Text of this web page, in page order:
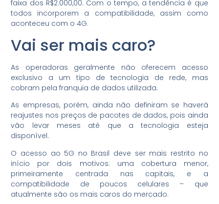
faixa dos R$2.000,00. Com o tempo, a tendência é que
todos incorporem a compatibilidade, assim como
aconteceu com o 4G.
Vai ser mais caro?
As operadoras geralmente não oferecem acesso
exclusivo a um tipo de tecnologia de rede, mas
cobram pela franquia de dados utilizada.
As empresas, porém, ainda não definiram se haverá
reajustes nos preços de pacotes de dados, pois ainda
vão levar meses até que a tecnologia esteja
disponível.
O acesso ao 5G no Brasil deve ser mais restrito no
início por dois motivos: uma cobertura menor,
primeiramente centrada nas capitais, e a
compatibilidade de poucos celulares – que
atualmente são os mais caros do mercado.